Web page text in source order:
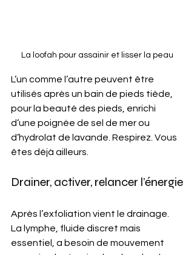
La loofah pour assainir et lisser la peau
L’un comme l’autre peuvent être
utilisés après un bain de pieds tiède,
pour la beauté des pieds, enrichi
d’une poignée de sel de mer ou
d’hydrolat de lavande. Respirez. Vous
êtes déjà ailleurs.
Drainer, activer, relancer l’énergie
Après l’exfoliation vient le drainage.
La lymphe, fluide discret mais
essentiel, a besoin de mouvement